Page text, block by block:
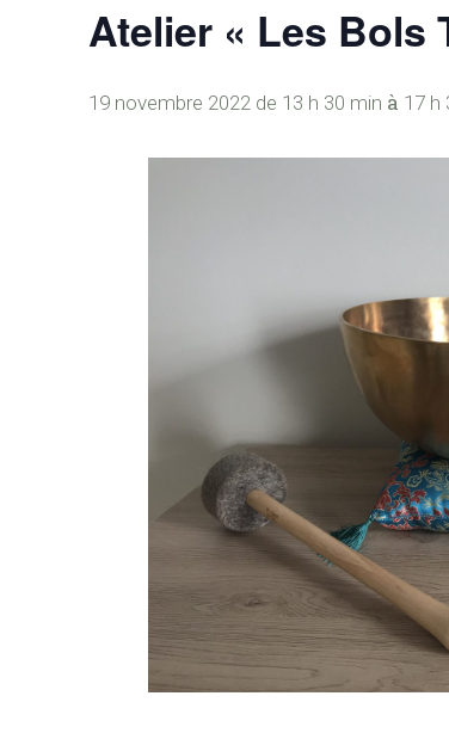
Atelier « Les Bols
19 novembre 2022 de 13 h 30 min à 17 h